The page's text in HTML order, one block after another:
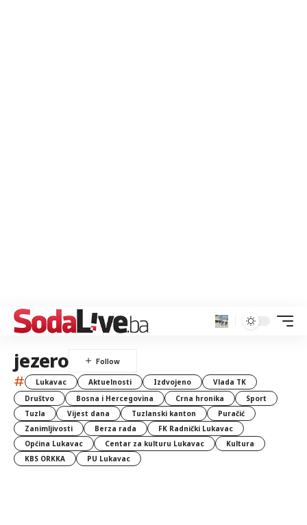
jezero
# Lukavac Aktuelnosti Izdvojeno
Vlada TK
Društvo
Bosna i Hercegovina Crna hronika
Sport
Tuzla
Vijest dana Tuzlanski kanton
Puračić
Zanimljivosti
Berza rada
FK Radnički Lukavac
Općina Lukavac
Centar za kulturu Lukavac
Kultura
KBS ORKKA
PU Lukavac